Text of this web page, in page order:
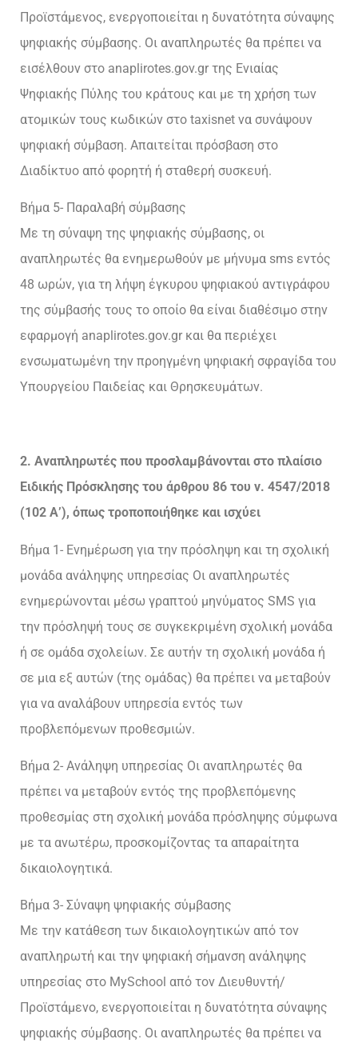
Προϊστάμενος, ενεργοποιείται η δυνατότητα σύναψης
ψηφιακής σύμβασης. Οι αναπληρωτές θα πρέπει να
εισέλθουν στο anaplirotes.gov.gr της Ενιαίας
Ψηφιακής Πύλης του κράτους και με τη χρήση των
ατομικών τους κωδικών στο taxisnet να συνάψουν
ψηφιακή σύμβαση. Απαιτείται πρόσβαση στο
Διαδίκτυο από φορητή ή σταθερή συσκευή.
Βήμα 5- Παραλαβή σύμβασης
Με τη σύναψη της ψηφιακής σύμβασης, οι
αναπληρωτές θα ενημερωθούν με μήνυμα sms εντός
48 ωρών, για τη λήψη έγκυρου ψηφιακού αντιγράφου
της σύμβασής τους το οποίο θα είναι διαθέσιμο στην
εφαρμογή anaplirotes.gov.gr και θα περιέχει
ενσωματωμένη την προηγμένη ψηφιακή σφραγίδα του
Υπουργείου Παιδείας και Θρησκευμάτων.
2. Αναπληρωτές που προσλαμβάνονται στο πλαίσιο
Ειδικής Πρόσκλησης του άρθρου 86 του ν. 4547/2018
(102 Α’), όπως τροποποιήθηκε και ισχύει
Βήμα 1- Ενημέρωση για την πρόσληψη και τη σχολική
μονάδα ανάληψης υπηρεσίας Οι αναπληρωτές
ενημερώνονται μέσω γραπτού μηνύματος SMS για
την πρόσληψή τους σε συγκεκριμένη σχολική μονάδα
ή σε ομάδα σχολείων. Σε αυτήν τη σχολική μονάδα ή
σε μια εξ αυτών (της ομάδας) θα πρέπει να μεταβούν
για να αναλάβουν υπηρεσία εντός των
προβλεπόμενων προθεσμιών.
Βήμα 2- Ανάληψη υπηρεσίας Οι αναπληρωτές θα
πρέπει να μεταβούν εντός της προβλεπόμενης
προθεσμίας στη σχολική μονάδα πρόσληψης σύμφωνα
με τα ανωτέρω, προσκομίζοντας τα απαραίτητα
δικαιολογητικά.
Βήμα 3- Σύναψη ψηφιακής σύμβασης
Με την κατάθεση των δικαιολογητικών από τον
αναπληρωτή και την ψηφιακή σήμανση ανάληψης
υπηρεσίας στο MySchool από τον Διευθυντή/
Προϊστάμενο, ενεργοποιείται η δυνατότητα σύναψης
ψηφιακής σύμβασης. Οι αναπληρωτές θα πρέπει να